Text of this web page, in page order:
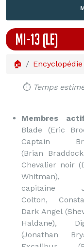
MI-13 (LE)
🏠 Encyclopédie
⏱️ Temps
Membres
Blade (Eric
Captain
(Brian
Chevalier noir
capitaine
Colton,
Dark Angel
Haldane),
(Jonathan